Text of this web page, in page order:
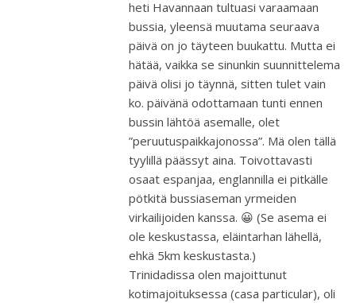
heti Havannaan tultuasi varaamaan
bussia, yleensä muutama seuraava
päivä on jo täyteen buukattu. Mutta ei
hätää, vaikka se sinunkin suunnittelema
päivä olisi jo täynnä, sitten tulet vain
ko. päivänä odottamaan tunti ennen
bussin lähtöä asemalle, olet
”peruutuspaikkajonossa”. Mä olen tällä
tyylillä päässyt aina. Toivottavasti
osaat espanjaa, englannilla ei pitkälle
pötkitä bussiaseman yrmeiden
virkailijoiden kanssa. 😀 (Se asema ei
ole keskustassa, eläintarhan lähellä,
ehkä 5km keskustasta.)
Trinidadissa olen majoittunut
kotimajoituksessa (casa particular), oli